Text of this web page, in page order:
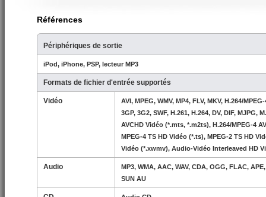
Références
Périphériques de sortie
iPod, iPhone, PSP, lecteur MP3
Formats de fichier d'entrée supportés
Vidéo
AVI, MPEG, WMV, MP4, FLV, MKV, H.264/
3GP, 3G2, SWF, H.261, H.264, DV, DIF, MJPG,
AVCHD Vidéo (*.mts, *.m2ts), H.264/MPEG-4
MPEG-4 TS HD Vidéo (*.ts), MPEG-2 TS HD
Vidéo (*.xwmv), Audio-Vidéo Interleaved HD
Audio
MP3, WMA, AAC, WAV, CDA, OGG, FLAC,
SUN AU